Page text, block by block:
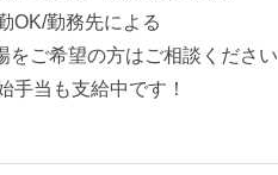
OK/勤務先による
をご希望の方はご相談ください
手当も支給中です！